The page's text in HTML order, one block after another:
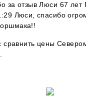
за отзыв Люси 67 лет
Люси, спасибо
сравнить цены